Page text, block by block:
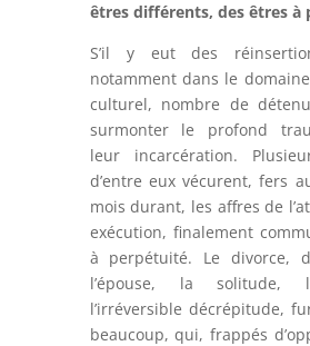
êtres différents, des êtres à
S’il y eut des
notamment dans le
culturel, nombre de
surmonter le profond
leur incarcération.
d’entre eux vécurent, fers
mois durant, les affres de
exécution, finalement
à perpétuité. Le divorce,
l’épouse, la solitude,
l’irréversible décrépitude,
beaucoup, qui, frappés